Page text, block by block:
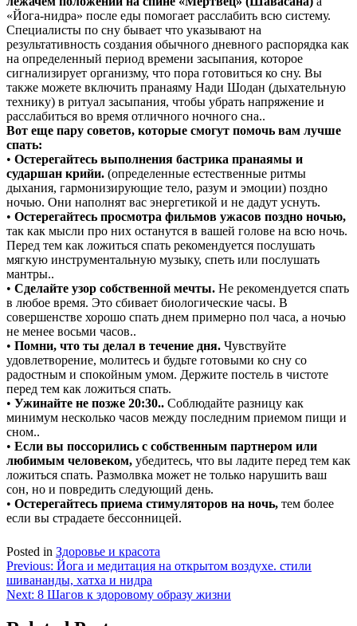
«Йога-нидра» после еды помогает расслабить всю систему.
Специалисты по сну бывает что указывают на
результативность создания обычного дневного распорядка как
на определенный период времени засыпания, которое
сигнализирует организму, что пора готовиться ко сну. Вы
также можете включить пранаяму Нади Шодан (дыхательную
технику) в ритуал засыпания, чтобы убрать напряжение и
расслабиться во время отличного ночного сна..
Вот еще пару советов, которые смогут помочь вам лучше
спать:
• Остерегайтесь выполнения бастрика пранаямы и
сударшан крийи. (определенные естественные ритмы
дыхания, гармонизирующие тело, разум и эмоции) поздно
ночью. Они наполнят вас энергетикой и не дадут уснуть.
• Остерегайтесь просмотра фильмов ужасов поздно ночью,
так как мысли про них останутся в вашей голове на всю ночь.
Перед тем как ложиться спать рекомендуется послушать
мягкую инструментальную музыку, спеть или послушать
мантры..
• Сделайте узор собственной мечты. Не рекомендуется спать
в любое время. Это сбивает биологические часы. В
совершенстве хорошо спать днем примерно пол часа, а ночью
не менее восьми часов..
• Помни, что ты делал в течение дня. Чувствуйте
удовлетворение, молитесь и будьте готовыми ко сну со
радостным и спокойным умом. Держите постель в чистоте
перед тем как ложиться спать.
• Ужинайте не позже 20:30.. Соблюдайте разницу как
минимум несколько часов между последним приемом пищи и
сном..
• Если вы поссорились с собственным партнером или
любимым человеком, убедитесь, что вы ладите перед тем как
ложиться спать. Размолвка может не только нарушить ваш
сон, но и повредить следующий день.
• Остерегайтесь приема стимуляторов на ночь, тем более
если вы страдаете бессонницей.
Posted in Здоровье и красота
Навигация
по
Previous: Йога и медитация на открытом воздухе. стили
шивананды, хатха и нидра
Next: 8 Шагов к здоровому образу жизни